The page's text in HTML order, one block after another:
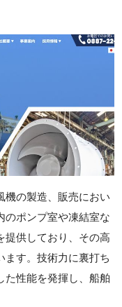
機の製造、販売におい
のポンプ室や凍結室な
提供しており、その高
ます。技術力に裏打ち
た性能を発揮し、船舶